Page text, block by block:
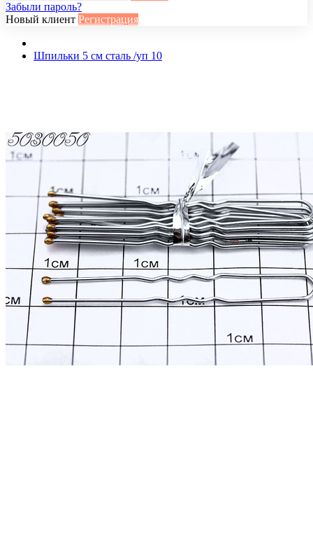
Забыли пароль?
Новый клиент Регистрация
Шпильки 5 см сталь /уп 10